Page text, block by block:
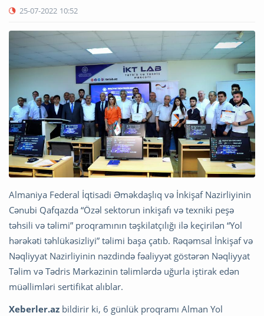
25-07-2022 10:52
Almaniya Federal İqtisadi Əməkdaşlıq və İnkişaf Nazirliyinin
Cənubi Qafqazda “Özəl sektorun inkişafı və texniki peşə
təhsili və təlimi” proqramının təşkilatçılığı ilə keçirilən “Yol
hərəkəti təhlükəsizliyi” təlimi başa çatıb. Rəqəmsal İnkişaf və
Nəqliyyat Nazirliyinin nəzdində fəaliyyət göstərən Nəqliyyat
Təlim və Tədris Mərkəzinin təlimlərdə uğurla iştirak edən
müəllimləri sertifikat alıblar.
Xeberler.az bildirir ki, 6 günlük proqramı Alman Yol